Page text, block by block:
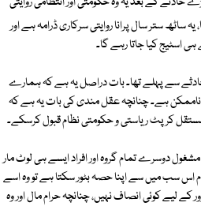
ستر سال پرانا روایتی سرکاری ڈرامہ ہے اور
اسٹیج کیا جاتا رہے گا۔
سے پہلے تھا۔ بات دراصل یہ ہے کہ ہمارے
ناممکن ہے۔ چنانچہ عقل مندی کی بات یہ ہے کہ
مستقل کرپٹ ریاستی و حکومتی نظام قبول کرسکے۔
دوسرے تمام گروہ اور افراد ایسے ہی لوٹ مار
اس سب میں سے اپنا حصہ بٹور سکتا ہے تو وہ اسے
لیے کوئی انصاف نہیں، چنانچہ حرام مال اور وہ